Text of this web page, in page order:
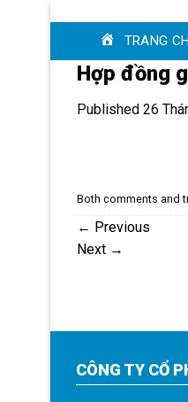
TRANG
Hợp đồng
Published 26
Both comments and
← Previous
Next →
CÔNG TY CỔ